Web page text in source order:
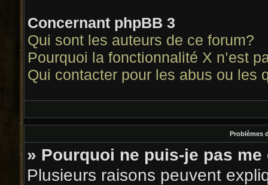
Concernant phpBB 3
Qui sont les auteurs de ce forum?
Pourquoi la fonctionnalité X n’est
Qui contacter pour les abus ou les
Problèmes
» Pourquoi ne puis-je pas
Plusieurs raisons peuvent